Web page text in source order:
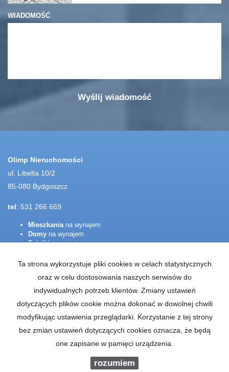
WIADOMOŚĆ
Olimp Nieruchomości
ul. Libelta 10/2
85-080 Bydgoszcz
tel: 531 266 669
Mieszkania na wynajem
Domy na wynajem
Działkina wynajem
Halena wynajem
Mieszkania
na sprzedaż
Domy
na sprzedaż
Działkina sprzedaż
Lokale
na sprzedaż
Hale
na sprzedaż
Obiekty na sprzedaż
Program dla biur nieruchomości
Ta strona wykorzystuje pliki cookies w celach statystycznych
oraz w celu dostosowania naszych serwisów do
indywidualnych potrzeb klientów. Zmiany ustawień
dotyczących plików cookie można dokonać w dowolnej chwili
modyfikując ustawienia przeglądarki. Korzystanie z tej strony
bez zmian ustawień dotyczących cookies oznacza, że będą
one zapisane w pamięci urządzenia.
rozumiem